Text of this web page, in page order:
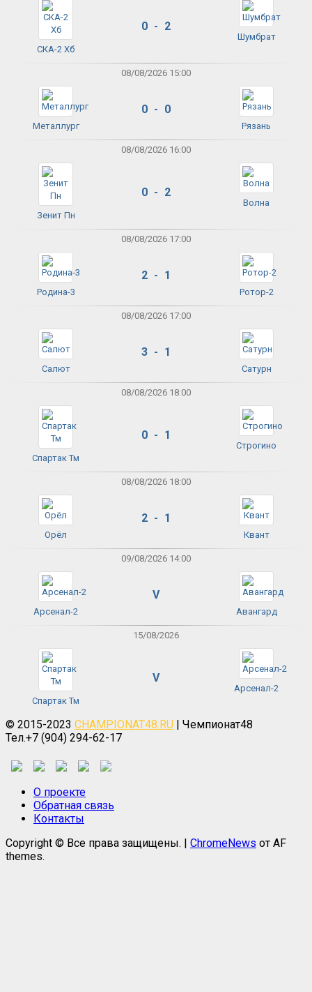
СКА-2 Хб
0 - 2
Шумбрат
08/08/2026 15:00
Металлург
0 - 0
Рязань
08/08/2026 16:00
Зенит Пн
0 - 2
Волна
08/08/2026 17:00
Родина-3
2 - 1
Ротор-2
08/08/2026 17:00
Салют
3 - 1
Сатурн
08/08/2026 18:00
Спартак Тм
0 - 1
Строгино
08/08/2026 18:00
Орёл
2 - 1
Квант
09/08/2026 14:00
Арсенал-2
V
Авангард
15/08/2026
Спартак Тм
V
Арсенал-2
© 2015-2023 CHAMPIONAT48.RU | Чемпионат48
Тел.+7 (904) 294-62-17
О проекте
Обратная связь
Контакты
Copyright © Все права защищены. | ChromeNews от AF
themes.